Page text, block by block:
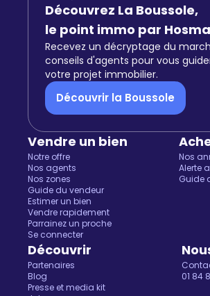
Découvrez La Boussole,
le point immo par
Recevez un décryptage du
conseils d'agents pour vous
votre projet immobilier.
Découvrir la Boussole
Vendre un bien
Notre offre
Nos agents
Nos zones
Guide du vendeur
Estimer un bien
Vendre rapidement
Parrainez un proche
Se connecter
Nos
Alerte
Guide
Découvrir
Partenaires
Blog
Presse et media kit
01 84